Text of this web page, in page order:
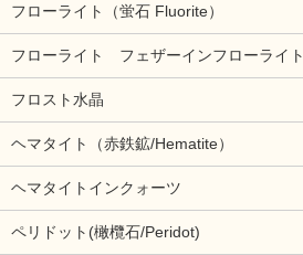
フローライト（蛍石 Fluorite）
フローライト フェザーインフローライト
フロスト水晶
ヘマタイト（赤鉄鉱/Hematite）
ヘマタイトインクォーツ
ペリドット(橄欖石/Peridot)